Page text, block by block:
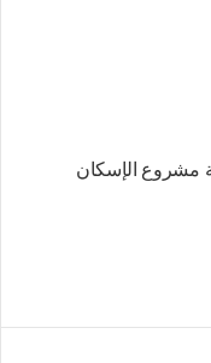
مشروع الإسكان